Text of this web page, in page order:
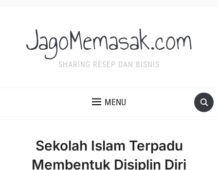
JagoMemasak.com
SHARING RESEP DAN BISNIS
MENU
Sekolah Islam Terpadu
Membentuk Disiplin Diri